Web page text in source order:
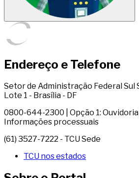
Endereço e Telefone
Setor de Administração Federal Sul
Lote 1 - Brasília - DF
0800-644-2300 | Opção 1: Ouvidoria
Informações processuais
(61) 3527-7222 - TCU Sede
TCU nos estados